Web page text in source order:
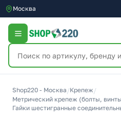
Москва
Shop220 - Москва /Крепеж /
Метрический крепеж (болты,
Гайки шестигранные